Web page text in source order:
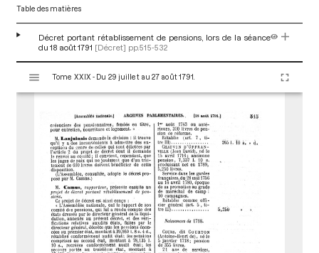
Table des matières
Décret portant rétablissement de pensions, lors de la séance
du 18 août 1791 [Décret] pp.515-532
s
Tome XXIX - Du 29 juillet au 27 août 1791.